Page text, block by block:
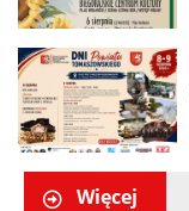
Więcej